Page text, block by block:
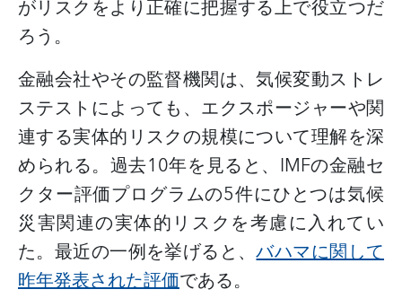
がリスクをより正確に把握する上で役立つだ
ろう。
金融会社やその監督機関は、気候変動ストレ
ステストによっても、エクスポージャーや関
連する実体的リスクの規模について理解を深
められる。過去10年を見ると、 IMFの金融セ
クター評価プログラムの5件にひとつは気候
災害関連の実体的リスクを考慮に入れてい
た。最近の一例を挙げると、バハマに関して
昨年発表された評価である。